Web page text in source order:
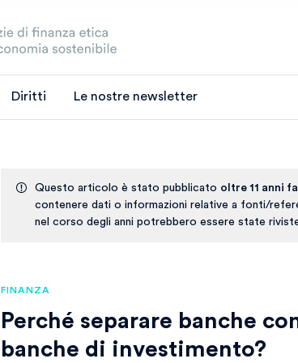
Diritti Le nostre newsletter
Questo articolo è stato pubblicato oltre 11 anni fa
contenere dati o informazioni relative a fonti/
nel corso degli anni potrebbero essere state
FINANZA
Perché separare banche
banche di investimento?